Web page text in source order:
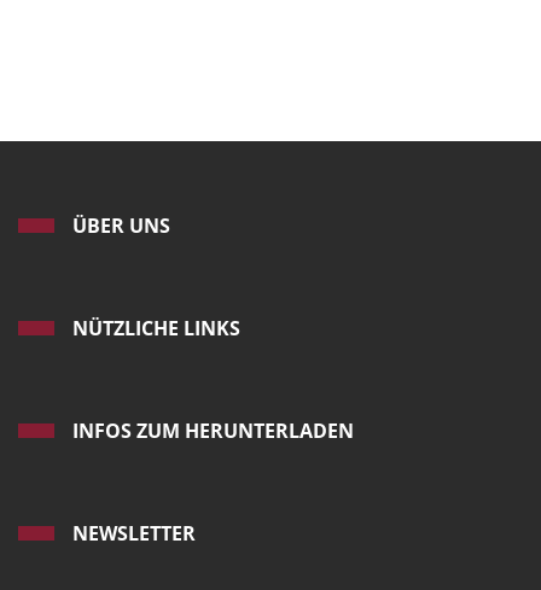
ÜBER UNS
NÜTZLICHE LINKS
INFOS ZUM HERUNTERLADEN
NEWSLETTER